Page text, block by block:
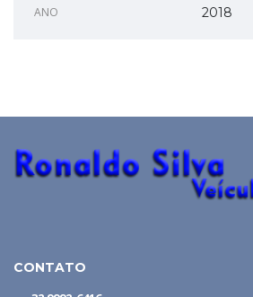
ANO 2018
CONTATO